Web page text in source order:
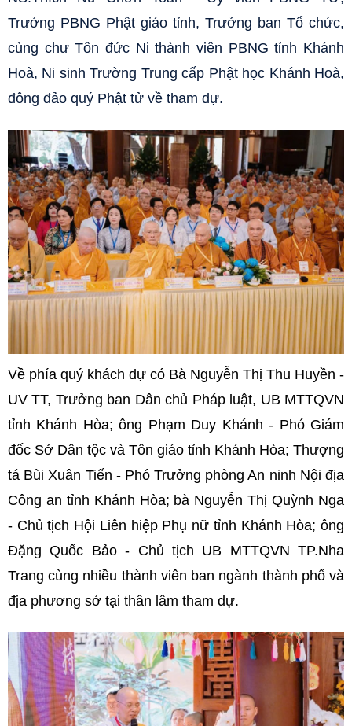
Trưởng PBNG Phật giáo tỉnh, Trưởng ban Tổ chức,
cùng chư Tôn đức Ni thành viên PBNG tỉnh Khánh
Hoà, Ni sinh Trường Trung cấp Phật học Khánh Hoà,
đông đảo quý Phật tử về tham dự.
Về phía quý khách dự có Bà Nguyễn Thị Thu Huyền -
UV TT, Trưởng ban Dân chủ Pháp luật, UB MTTQVN
tỉnh Khánh Hòa; ông Phạm Duy Khánh - Phó Giám
đốc Sở Dân tộc và Tôn giáo tỉnh Khánh Hòa; Thượng
tá Bùi Xuân Tiến - Phó Trưởng phòng An ninh Nội địa
Công an tỉnh Khánh Hòa; bà Nguyễn Thị Quỳnh Nga
- Chủ tịch Hội Liên hiệp Phụ nữ tỉnh Khánh Hòa; ông
Đặng Quốc Bảo - Chủ tịch UB MTTQVN TP.Nha
Trang cùng nhiều thành viên ban ngành thành phố và
địa phương sở tại thân lâm tham dự.